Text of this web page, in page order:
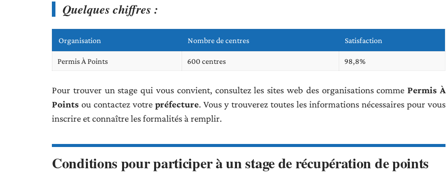
Quelques chiffres :
Organisation Nombre de centres Satisfaction
Permis À Points 600 centres 98,8%
Pour trouver un stage qui vous convient, consultez les sites web des organisations commePermis À
Points ou contactez votre préfecture. Vous y trouverez toutes les informations nécessaires pour vous
inscrire et connaître les formalités à remplir.
Conditions pour participer à un stage de récupération de points